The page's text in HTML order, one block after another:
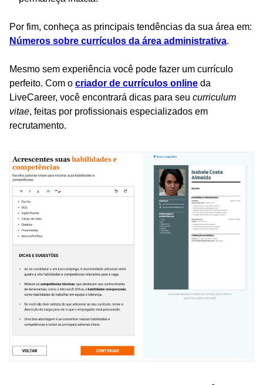
Por fim, conheça as principais tendências da sua área em:
Números sobre currículos da área administrativa.
Mesmo sem experiência você pode fazer um currículo
perfeito. Com o criador de currículos online da
LiveCareer, você encontrará dicas para seu curriculum
vitae, feitas por profissionais especializados em
recrutamento.